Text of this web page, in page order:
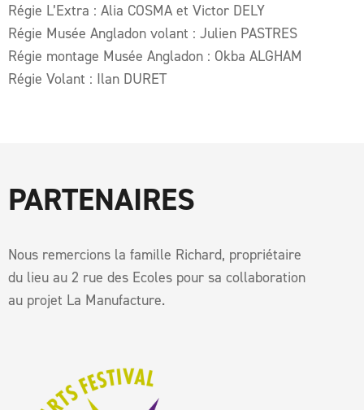
Régie L’Extra : Alia COSMA et Victor DELY
Régie Musée Angladon volant : Julien PASTRES
Régie montage Musée Angladon : Okba ALGHAM
Régie Volant : Ilan DURET
PARTENAIRES
Nous remercions la famille Richard, propriétaire
du lieu au 2 rue des Ecoles pour sa collaboration
au projet La Manufacture.